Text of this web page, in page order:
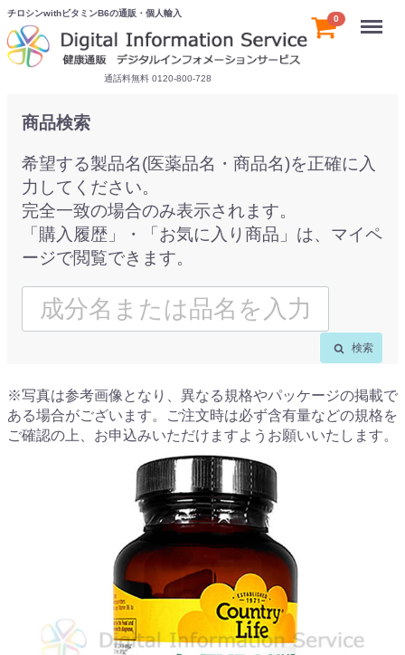
チロシンwithビタミンB6の通販・個人輸入
通話料無料 0120-800-728
0 Menu
商品検索
希望する製品名(医薬品名・商品名)を正確に入
力してください。
完全一致の場合のみ表示されます。
「購入履歴」・「お気に入り商品」は、マイペ
ージで閲覧できます。
検索
※写真は参考画像となり、異なる規格やパッケージの掲載で
ある場合がございます。ご注文時は必ず含有量などの規格を
ご確認の上、お申込みいただけますようお願いいたします。